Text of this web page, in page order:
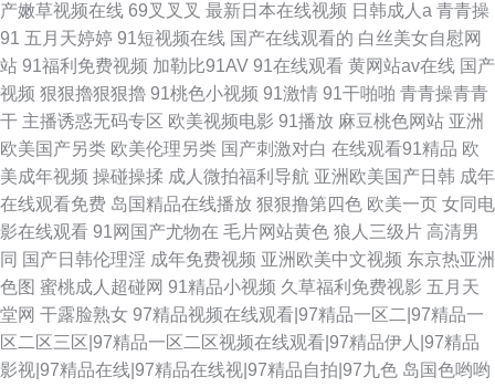
产嫩草视频在线 69叉叉叉 最新日本在线视频 日韩成人a 青青操
91 五月天婷婷 91短视频在线 国产在线观看的 白丝美女自慰网
站 91福利免费视频 加勒比91AV 91在线观看 黄网站av在线 国产
视频 狠狠擼狠狠擼 91桃色小视频 91激情 91干啪啪 青青操青青
干 主播诱惑无码专区 欧美视频电影 91播放 麻豆桃色网站 亚洲
欧美国产另类 欧美伦理另类 国产刺激对白 在线观看91精品 欧
美成年视频 操碰操揉 成人微拍福利导航 亚洲欧美国产日韩 成年
在线观看免费 岛国精品在线播放 狠狠撸第四色 欧美一页 女同电
影在线观看 91网国产尤物在 毛片网站黄色 狼人三级片 高清男
同 国产日韩伦理淫 成年免费视频 亚洲欧美中文视频 东京热亚洲
色图 蜜桃成人超碰网 91精品小视频 久草福利免费视影 五月天
堂网 干露脸熟女 97精品视频在线观看|97精品一区二|97精品一
区二区三区|97精品一区二区视频在线观看|97精品伊人|97精品
影视|97精品在线|97精品在线视|97精品自拍|97九色 岛国色哟哟